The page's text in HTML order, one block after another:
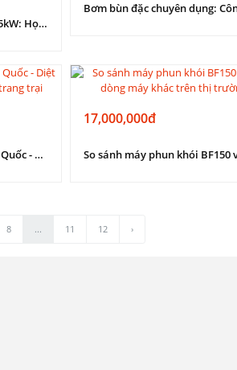
Máy bơm hút bùn 1 pha 3.5kW: Họng 50mm, tua chậm tải nặng, đầu bơm cửa ngang.
Máy phun khói BF150 Hàn Quốc - Diệt trừ sâu bệnh & khử trùng trang trại
17,000,000đ
8 ... 11 12 ›